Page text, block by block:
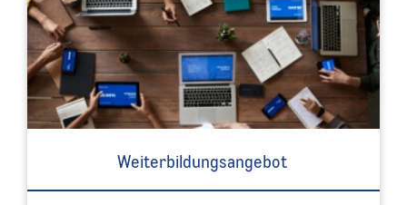
Weiterbildungsangebot